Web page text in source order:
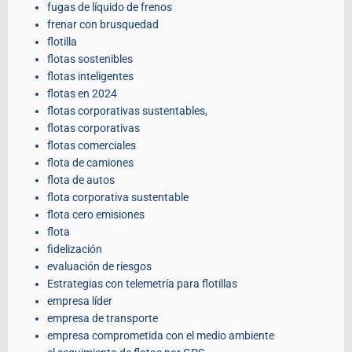
fugas de líquido de frenos
frenar con brusquedad
flotilla
flotas sostenibles
flotas inteligentes
flotas en 2024
flotas corporativas sustentables,
flotas corporativas
flotas comerciales
flota de camiones
flota de autos
flota corporativa sustentable
flota cero emisiones
flota
fidelización
evaluación de riesgos
Estrategias con telemetría para flotillas
empresa líder
empresa de transporte
empresa comprometida con el medio ambiente